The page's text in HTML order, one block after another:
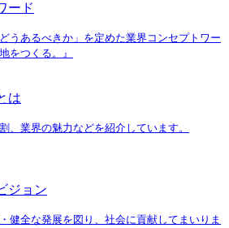
ード
うあるべきか」を定めた業界コンセプトワー
をつくる。』
は
、業界の魅力などを紹介しています。
ジョン
健全な発展を図り、社会に貢献してまいりま